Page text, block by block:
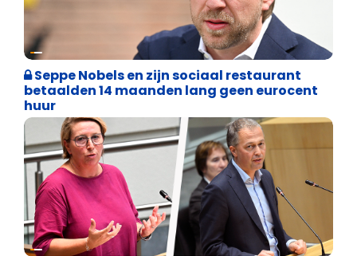
Binnenland politiek
Seppe Nobels en zijn sociaal restaurant
betaalden 14 maanden lang geen eurocent
huur
Binnenland politiek